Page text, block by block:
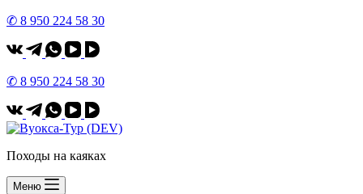
✆ 8 950 224 58 30
✆ 8 950 224 58 30
Походы на каяках
Меню